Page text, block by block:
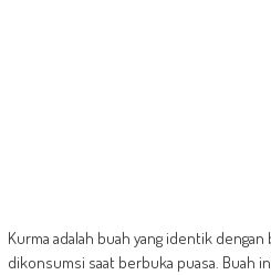
Kurma adalah buah yang identik dengan
dikonsumsi saat berbuka puasa. Buah